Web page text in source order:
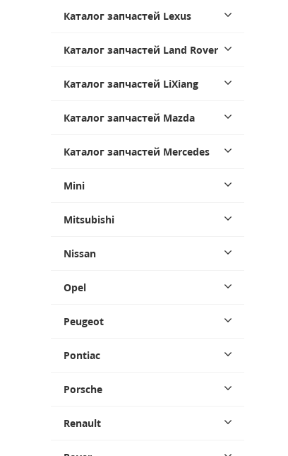
Каталог запчастей Lexus
Каталог запчастей Land Rover
Каталог запчастей LiXiang
Каталог запчастей Mazda
Каталог запчастей Mercedes
Mini
Mitsubishi
Nissan
Opel
Peugeot
Pontiac
Porsche
Renault